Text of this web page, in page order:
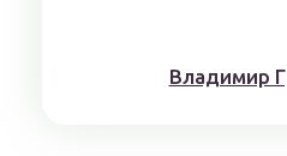
Влaдимиp